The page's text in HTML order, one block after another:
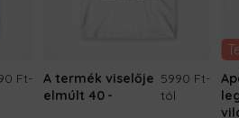
Ft-
A termék viselője
elmúlt 40
5990 Ft-
tól